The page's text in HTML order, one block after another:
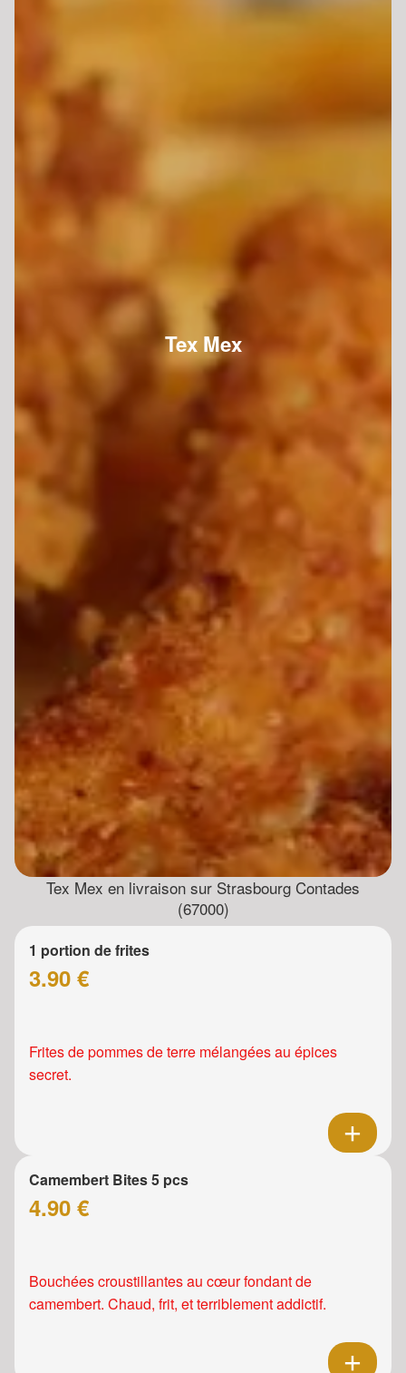
Tex Mex
Tex Mex en livraison sur Strasbourg Contades
(67000)
1 portion de frites
3.90 €
Frites de pommes de terre mélangées au épices
secret.
Camembert Bites 5 pcs
4.90 €
Bouchées croustillantes au cœur fondant de
camembert. Chaud, frit, et terriblement addictif.